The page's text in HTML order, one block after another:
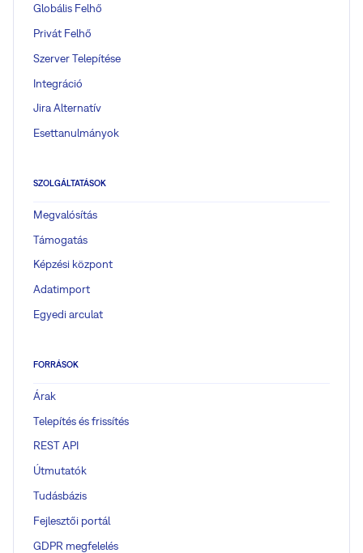
Globális Felhő
Privát Felhő
Szerver Telepítése
Integráció
Jira Alternatív
Esettanulmányok
SZOLGÁLTATÁSOK
Megvalósítás
Támogatás
Képzési központ
Adatimport
Egyedi arculat
FORRÁSOK
Árak
Telepítés és frissítés
REST API
Útmutatók
Tudásbázis
Fejlesztői portál
GDPR megfelelés